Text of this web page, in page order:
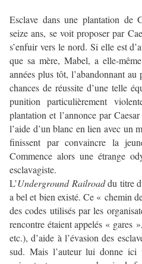
Esclave dans une plantation de
seize ans, se voit proposer par
s’enfuir vers le nord. Si elle est
que sa mère, Mabel, a elle-
années plus tôt, l’abandonnant
chances de réussite d’une telle
punition particulièrement
plantation et l’annonce par
l’aide d’un blanc en lien avec un
finissent par convaincre la
Commence alors une étrange
esclavagiste.
L’Underground Railroaddu titre
a bel et bien existé. Ce « chemin
des codes utilisés par les
rencontre étaient appelés « gares
etc.), d’aide à l’évasion des
sud. Mais l’auteur lui donne ici